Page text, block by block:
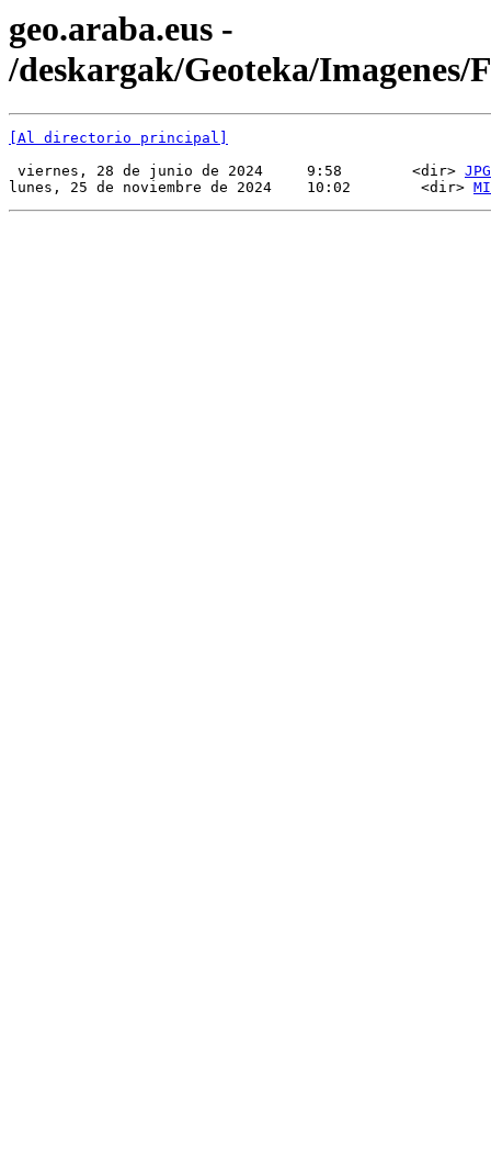
geo.araba.eus -
/deskargak/Geoteka/Imagenes/
[Al directorio principal]
viernes, 28 de junio de 2024     9:58        <dir> JPG
lunes, 25 de noviembre de 2024    10:02        <dir>